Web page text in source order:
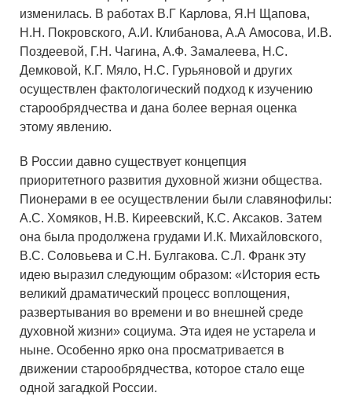
изменилась. В работах В.Г Карлова, Я.Н Щапова,
Н.Н. Покровского, А.И. Клибанова, А.А Амосова, И.В.
Поздеевой, Г.Н. Чагина, А.Ф. Замалеева, Н.С.
Демковой, К.Г. Мяло, Н.С. Гурьяновой и других
осуществлен фактологический подход к изучению
старообрядчества и дана более верная оценка
этому явлению.
В России давно существует концепция
приоритетного развития духовной жизни общества.
Пионерами в ее осуществлении были славянофилы:
А.С. Хомяков, Н.В. Киреевский, К.С. Аксаков. Затем
она была продолжена грудами И.К. Михайловского,
В.С. Соловьева и С.Н. Булгакова. С.Л. Франк эту
идею выразил следующим образом: «История есть
великий драматический процесс воплощения,
развертывания во времени и во внешней среде
духовной жизни» социума. Эта идея не устарела и
ныне. Особенно ярко она просматривается в
движении старообрядчества, которое стало еще
одной загадкой России.